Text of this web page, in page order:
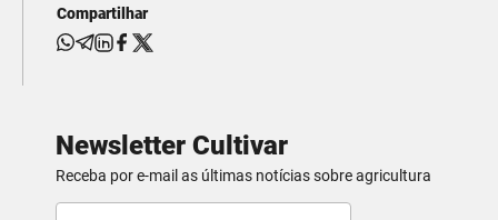
Compartilhar
Newsletter Cultivar
Receba por e-mail as últimas notícias sobre agricultura